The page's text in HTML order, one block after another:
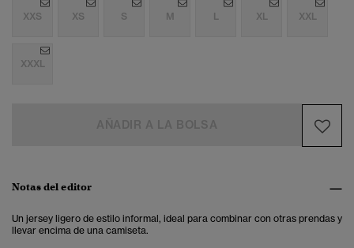
XXS XS S M L XL XXL
XXXL
Notas del editor
Un jersey ligero de estilo informal, ideal para combinar con otras prendas y
llevar encima de una camiseta.